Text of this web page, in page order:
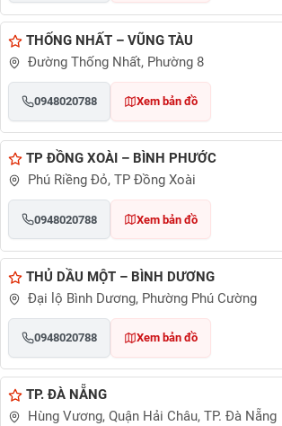
THỐNG NHẤT – VŨNG TÀU
Đường Thống Nhất, Phường 8
0948020788 Xem bản đồ
TP ĐỒNG XOÀI – BÌNH PHƯỚC
Phú Riềng Đỏ, TP Đồng Xoài
0948020788 Xem bản đồ
THỦ DẦU MỘT – BÌNH DƯƠNG
Đại lộ Bình Dương, Phường Phú Cường
0948020788 Xem bản đồ
TP. ĐÀ NẴNG
Hùng Vương, Quận Hải Châu, TP. Đà Nẵng